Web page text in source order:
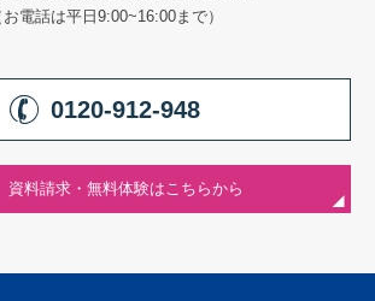
お電話は平日9:00~16:00まで）
0120-912-948
資料請求・無料体験はこちらから